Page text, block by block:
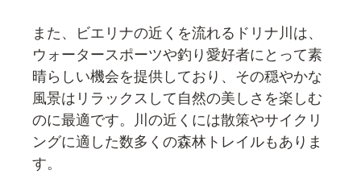
また、ビエリナの近くを流れるドリナ川は、
ウォータースポーツや釣り愛好者にとって素
晴らしい機会を提供しており、その穏やかな
風景はリラックスして自然の美しさを楽しむ
のに最適です。川の近くには散策やサイクリ
ングに適した数多くの森林トレイルもありま
す。